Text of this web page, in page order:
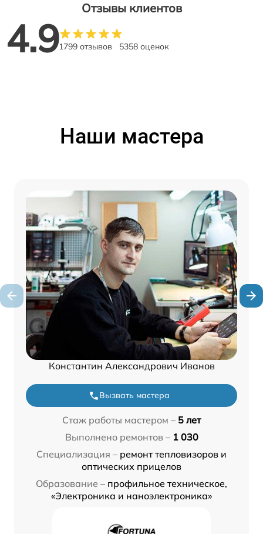
Отзывы клиентов
4.91799 отзывов 5358 оценок
Наши мастера
Константин Александрович Иванов
Вызвать мастера
Стаж работы мастером – 5 лет
Выполнено ремонтов – 1 030
Специализация – ремонт тепловизоров и
оптических прицелов
Образование – профильное техническое,
«Электроника и наноэлектроника»